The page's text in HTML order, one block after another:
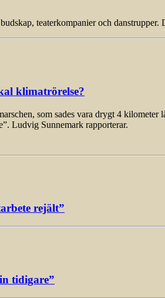
teaterkompanier och
klimatrörelse?
som sades vara drygt 4
Ludvig Sunnemark rapporterar.
rejält”
tidigare”